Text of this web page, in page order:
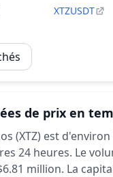
XTZUSDT
de prix en
(XTZ) est d'environ
24 heures. Le
million. La